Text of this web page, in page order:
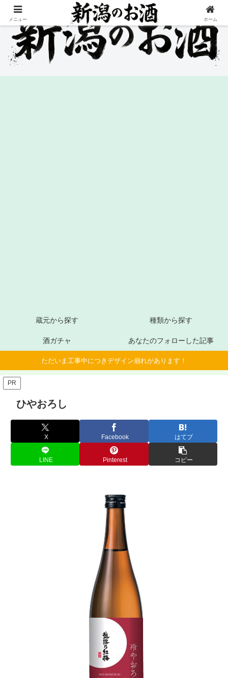
蔵元から探す 種類から探す
酒ガチャ あなたのフォローした記事
ただいま工事中につきデザイン崩れがあります！
PR
ひやおろし
X Facebook はてブ
LINE Pinterest コピー
メニュー ホーム